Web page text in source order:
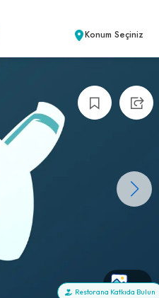
Konum Seçiniz
+1
Restorana Katkıda Bulun